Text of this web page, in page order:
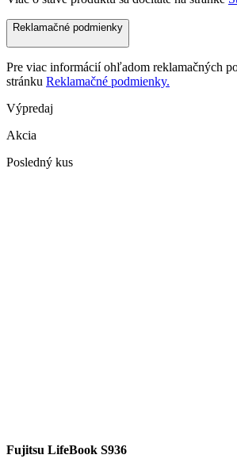
Reklamačné podmienky
Pre viac informácií ohľadom reklamačných
stránku Reklamačné podmienky.
Výpredaj
Akcia
Posledný kus
Fujitsu LifeBook S936